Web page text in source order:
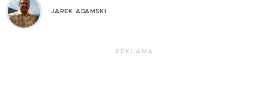
JAREK ADAMSKI
REKLAMA